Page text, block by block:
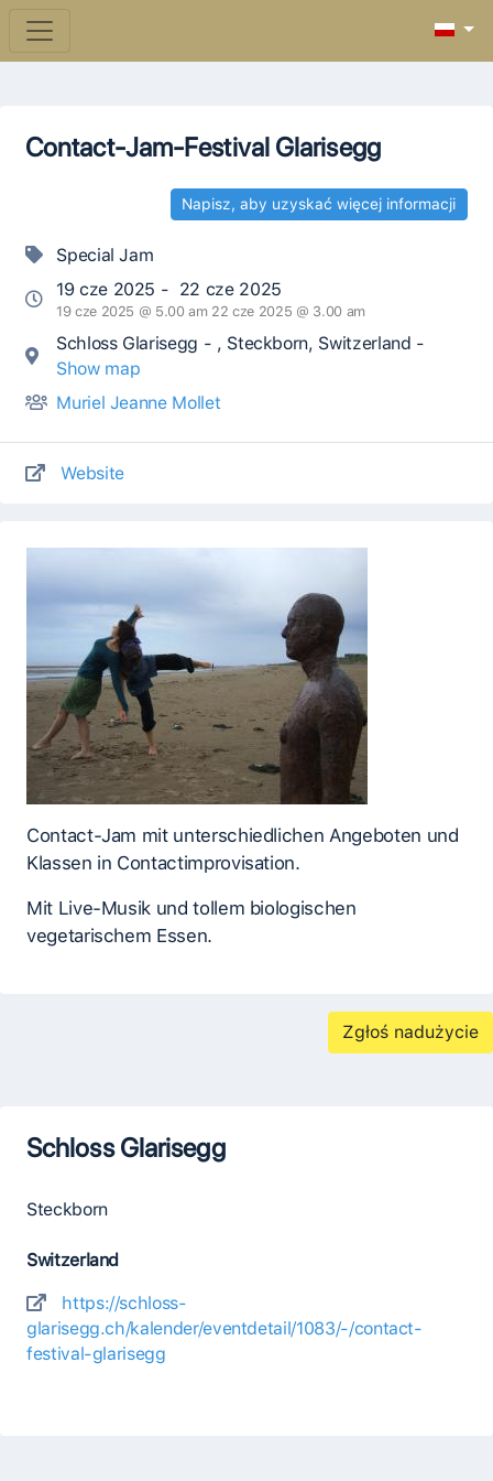
Contact-Jam-Festival Glarisegg
Napisz, aby uzyskać więcej informacji
Special Jam
19 cze 2025 - 22 cze 2025
19 cze 2025 @ 5.00 am 22 cze 2025 @ 3.00 am
Schloss Glarisegg - , Steckborn, Switzerland -
Show map
Muriel Jeanne Mollet
Website
Contact-Jam mit unterschiedlichen Angeboten und
Klassen in Contactimprovisation.
Mit Live-Musik und tollem biologischen
vegetarischem Essen.
Zgłoś nadużycie
Schloss Glarisegg
Steckborn
Switzerland
https://schloss-
glarisegg.ch/kalender/eventdetail/1083/-/contact-
festival-glarisegg